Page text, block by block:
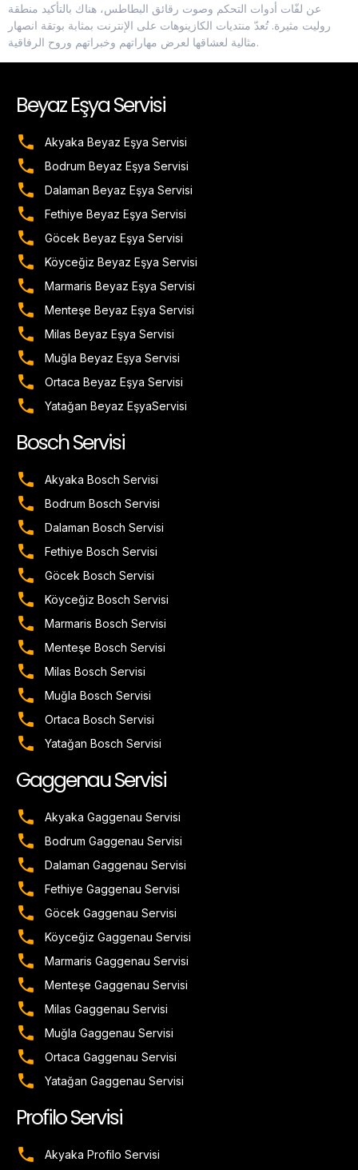
عن لفّات أدوات التحكم وصوت رقائق البطاطس، هناك بالتأكيد منطقة
روليت مثيرة. تُعدّ منتديات الكازينوهات على الإنترنت بمثابة بوتقة انصهار
مثالية لعشاقها لعرض مهاراتهم وخبراتهم وروح الرفاقية.
Beyaz Eşya Servisi
Akyaka Beyaz Eşya Servisi
Bodrum Beyaz Eşya Servisi
Dalaman Beyaz Eşya Servisi
Fethiye Beyaz Eşya Servisi
Göcek Beyaz Eşya Servisi
Köyceğiz Beyaz Eşya Servisi
Marmaris Beyaz Eşya Servisi
Menteşe Beyaz Eşya Servisi
Milas Beyaz Eşya Servisi
Muğla Beyaz Eşya Servisi
Ortaca Beyaz Eşya Servisi
Yatağan Beyaz EşyaServisi
Bosch Servisi
Akyaka Bosch Servisi
Bodrum Bosch Servisi
Dalaman Bosch Servisi
Fethiye Bosch Servisi
Göcek Bosch Servisi
Köyceğiz Bosch Servisi
Marmaris Bosch Servisi
Menteşe Bosch Servisi
Milas Bosch Servisi
Muğla Bosch Servisi
Ortaca Bosch Servisi
Yatağan Bosch Servisi
Gaggenau Servisi
Akyaka Gaggenau Servisi
Bodrum Gaggenau Servisi
Dalaman Gaggenau Servisi
Fethiye Gaggenau Servisi
Göcek Gaggenau Servisi
Köyceğiz Gaggenau Servisi
Marmaris Gaggenau Servisi
Menteşe Gaggenau Servisi
Milas Gaggenau Servisi
Muğla Gaggenau Servisi
Ortaca Gaggenau Servisi
Yatağan Gaggenau Servisi
Profilo Servisi
Akyaka Profilo Servisi